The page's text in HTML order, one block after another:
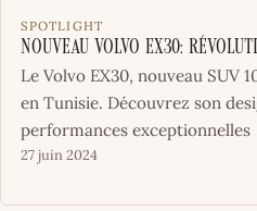
SPOTLIGHT
Nouveau Volvo EX30:
Le Volvo EX30, nouveau SUV
en Tunisie. Découvrez son
performances exceptionnelles
27 juin 2024